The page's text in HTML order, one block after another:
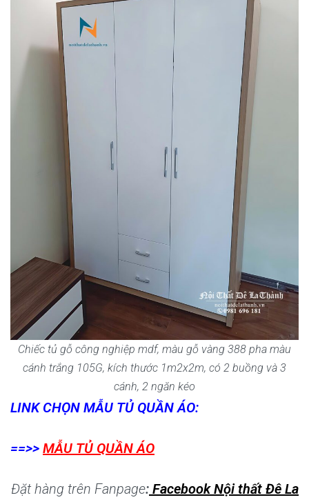
Chiếc tủ gỗ công nghiệp mdf, màu gỗ vàng 388 pha màu
cánh trắng 105G, kích thước 1m2x2m, có 2 buồng và 3
cánh, 2 ngăn kéo
LINK CHỌN MẪU TỦ QUẦN ÁO:
==>> MẪU TỦ QUẦN ÁO
Đặt hàng trên Fanpage: Facebook Nội thất Đê La